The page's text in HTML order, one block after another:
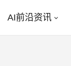
AI前沿资讯